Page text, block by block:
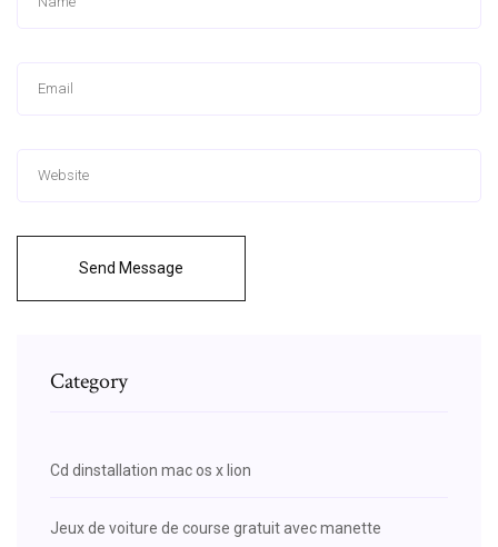
Send Message
Category
Cd dinstallation mac os x lion
Jeux de voiture de course gratuit avec manette